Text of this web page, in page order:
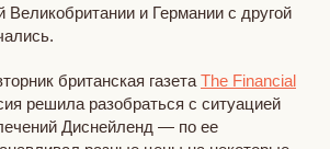
Великобритании и Германии с другой
британская газета The Financial
решила разобраться с ситуацией
Диснейленд — по ее